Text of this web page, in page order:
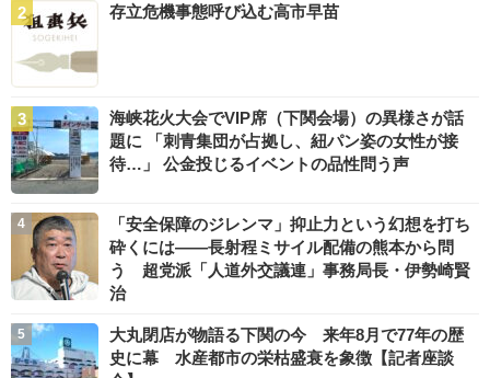
存立危機事態呼び込む高市早苗
海峡花火大会でVIP席（下関会場）の異様さが話
題に 「刺青集団が占拠し、紐パン姿の女性が接
待…」 公金投じるイベントの品性問う声
「安全保障のジレンマ」抑止力という幻想を打ち
砕くには――長射程ミサイル配備の熊本から問
う 超党派「人道外交議連」事務局長・伊勢崎賢
治
大丸閉店が物語る下関の今 来年8月で77年の歴
史に幕 水産都市の栄枯盛衰を象徴【記者座談